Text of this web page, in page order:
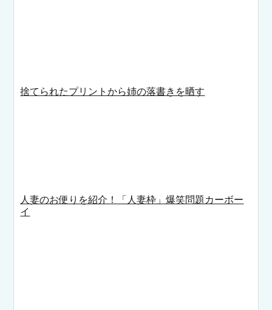
捨てられたプリントから姉の落書きを晒す
人妻のお便りを紹介！「人妻枠」爆笑問題カーボー
イ